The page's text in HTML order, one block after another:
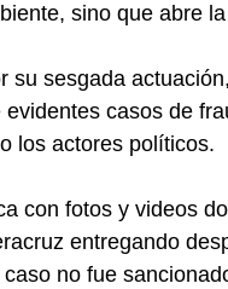
sino que abre
su sesgada
casos de
los actores
con fotos y videos
entregando
no fue